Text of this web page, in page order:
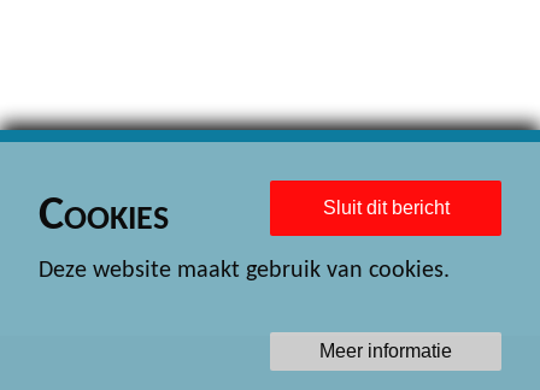
Sluit dit bericht
Cookies
Deze website maakt gebruik van cookies.
Meer informatie